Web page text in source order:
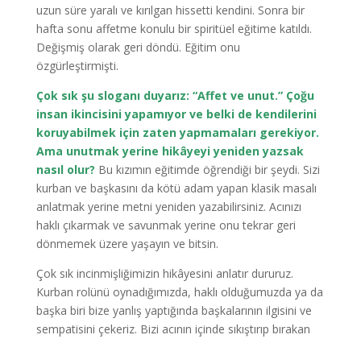
uzun süre yaralı ve kırılgan hissetti kendini. Sonra bir
hafta sonu affetme konulu bir spiritüel eğitime katıldı.
Değişmiş olarak geri döndü. Eğitim onu
özgürleştirmişti.
Çok sık şu sloganı duyarız: “Affet ve unut.” Çoğu
insan ikincisini yapamıyor ve belki de kendilerini
koruyabilmek için zaten yapmamaları gerekiyor.
Ama unutmak yerine hikâyeyi yeniden yazsak
nasıl olur? Bu kızımın eğitimde öğrendiği bir şeydi. Sizi
kurban ve başkasını da kötü adam yapan klasik masalı
anlatmak yerine metni yeniden yazabilirsiniz. Acınızı
haklı çıkarmak ve savunmak yerine onu tekrar geri
dönmemek üzere yaşayın ve bitsin.
Çok sık incinmişliğimizin hikâyesini anlatır dururuz.
Kurban rolünü oynadığımızda, haklı olduğumuzda ya da
başka biri bize yanlış yaptığında başkalarının ilgisini ve
sempatisini çekeriz. Bizi acının içinde sıkıştırıp bırakan